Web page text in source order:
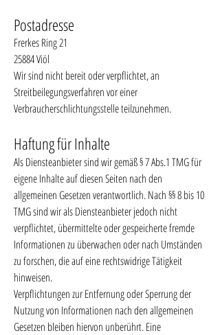
Postadresse
Frerkes Ring 21
25884 Viöl
Wir sind nicht bereit oder verpflichtet, an
Streitbeilegungsverfahren vor einer
Verbraucherschlichtungsstelle teilzunehmen.
Haftung für Inhalte
Als Diensteanbieter sind wir gemäß § 7 Abs.1 TMG für
eigene Inhalte auf diesen Seiten nach den
allgemeinen Gesetzen verantwortlich. Nach §§ 8 bis 10
TMG sind wir als Diensteanbieter jedoch nicht
verpflichtet, übermittelte oder gespeicherte fremde
Informationen zu überwachen oder nach Umständen
zu forschen, die auf eine rechtswidrige Tätigkeit
hinweisen.
Verpflichtungen zur Entfernung oder Sperrung der
Nutzung von Informationen nach den allgemeinen
Gesetzen bleiben hiervon unberührt. Eine